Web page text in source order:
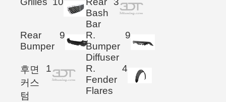
Bash
Bar
Rear
Bumper
9
R.
Bumper
Diffuser
9
후면
커스
텀
1
R.
Fender
Flares
4